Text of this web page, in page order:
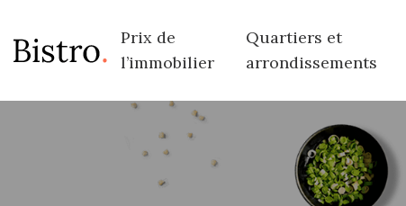
Prix de
l’immobilier
Quartiers et
arrondissements